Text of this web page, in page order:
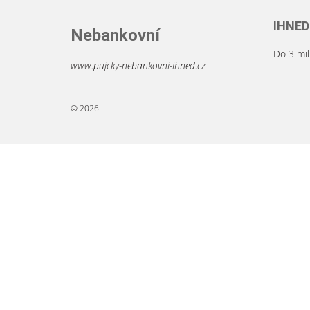
Nebankovní
www.pujcky-nebankovni-ihned.cz
IHNED
Do 3
© 2026